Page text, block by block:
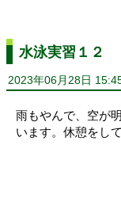
水泳実習１２
2023年06月28日
雨もやんで、空が
います。休憩をし